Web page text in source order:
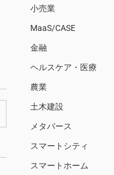
小売業
MaaS/CASE
金融
ヘルスケア・医療
農業
土木建設
メタバース
スマートシティ
スマートホーム